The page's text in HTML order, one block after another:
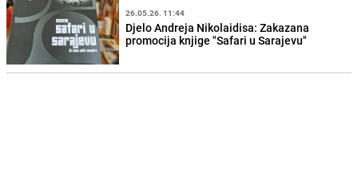
26.05.26. 11:44
Djelo Andreja Nikolaidisa: Zakazana
promocija knjige "Safari u Sarajevu"